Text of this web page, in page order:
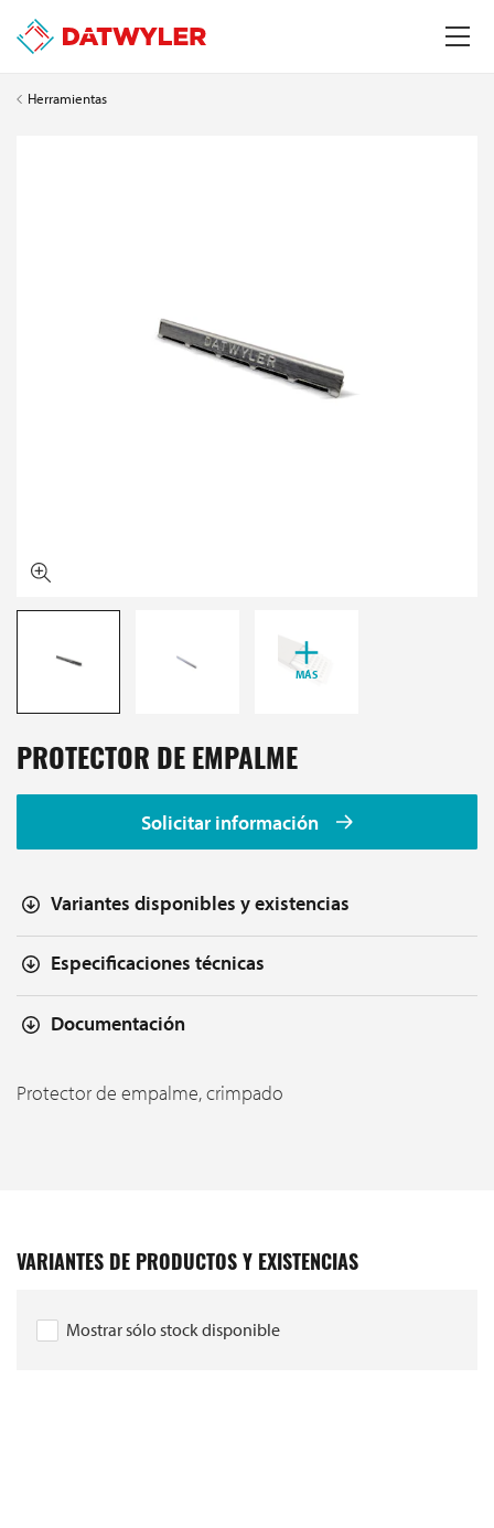
Herramientas
MÁS
PROTECTOR DE EMPALME
Solicitar información
Variantes disponibles y existencias
Especificaciones técnicas
Documentación
Protector de empalme, crimpado
VARIANTES DE PRODUCTOS Y EXISTENCIAS
Mostrar sólo stock disponible